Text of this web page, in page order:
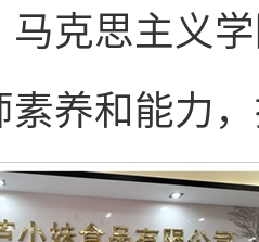
马克思主义
素养和能力